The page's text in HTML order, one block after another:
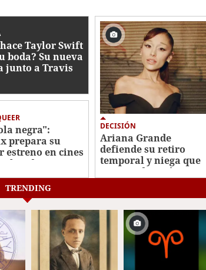
Taylor Swift
boda? Su nueva
junto a Travis
negra":
prepara su
estreno en cines
obra de Los
DECISIÓN
Ariana Grande
defiende su retiro
temporal y niega que
sea una decisión
TRENDING